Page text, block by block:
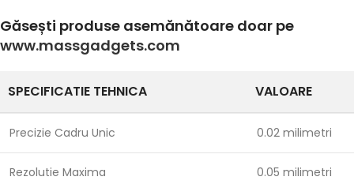
Găsești produse asemănătoare doar pe
www.massgadgets.com
SPECIFICATIE TEHNICA VALOARE
Precizie Cadru Unic 0.02 milimetri
Rezolutie Maxima 0.05 milimetri